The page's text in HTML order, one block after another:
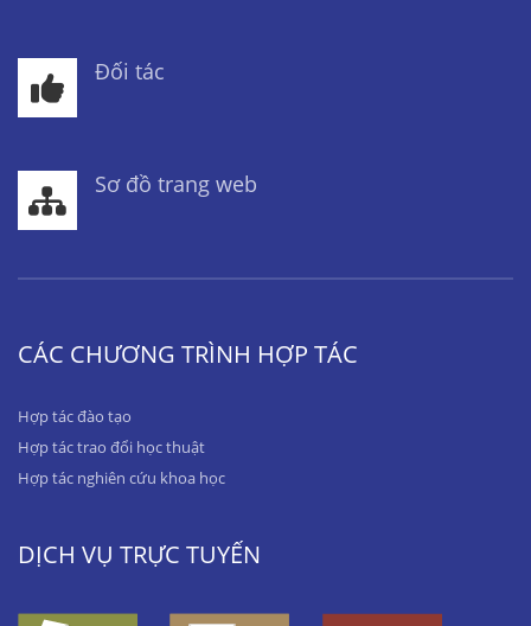
Đối tác
Sơ đồ trang web
CÁC CHƯƠNG TRÌNH HỢP TÁC
Hợp tác đào tạo
Hợp tác trao đổi học thuật
Hợp tác nghiên cứu khoa học
DỊCH VỤ TRỰC TUYẾN